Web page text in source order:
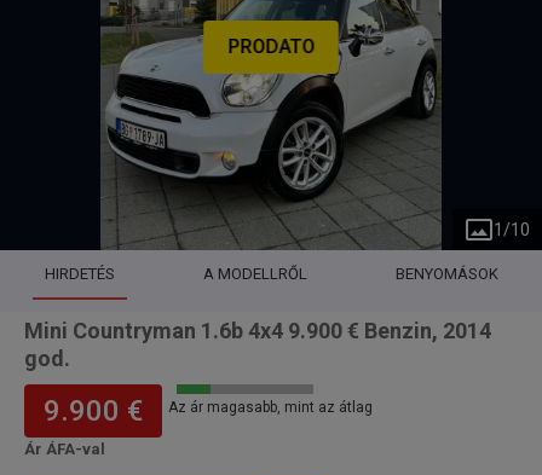
PRODATO
1 /10
HIRDETÉS A MODELLRŐL BENYOMÁSOK
Mini Countryman 1.6b 4x4 9.900 € Benzin, 2014
god.
9.900 €
Ár ÁFA-val
Az ár magasabb, mint az átlag